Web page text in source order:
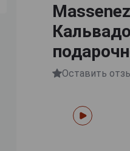
Оставить